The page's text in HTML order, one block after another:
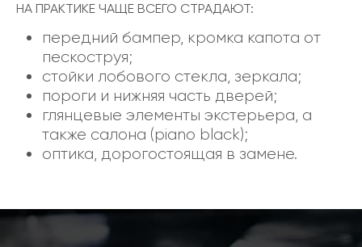
НА ПРАКТИКЕ ЧАЩЕ ВСЕГО СТРАДАЮТ:
передний бампер, кромка капота от
пескоструя;
стойки лобового стекла, зеркала;
пороги и нижняя часть дверей;
глянцевые элементы экстерьера, а
также салона (piano black);
оптика, дорогостоящая в замене.